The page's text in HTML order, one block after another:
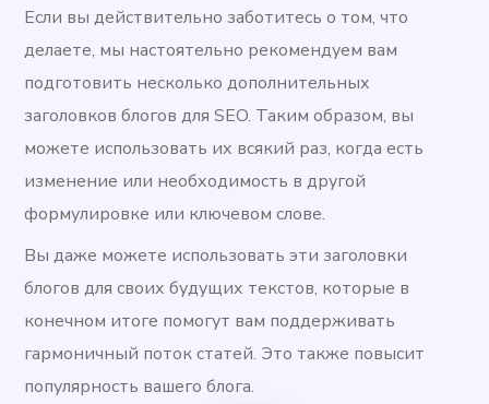
Если вы действительно заботитесь о том, что
делаете, мы настоятельно рекомендуем вам
подготовить несколько дополнительных
заголовков блогов для SEO. Таким образом, вы
можете использовать их всякий раз, когда есть
изменение или необходимость в другой
формулировке или ключевом слове.
Вы даже можете использовать эти заголовки
блогов для своих будущих текстов, которые в
конечном итоге помогут вам поддерживать
гармоничный поток статей. Это также повысит
популярность вашего блога.